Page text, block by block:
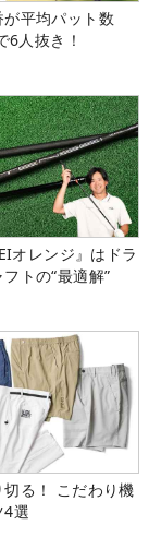
平均パット数
6人抜き！
オレンジ』はドラ
トの“最適解”
る！ こだわり機
4選